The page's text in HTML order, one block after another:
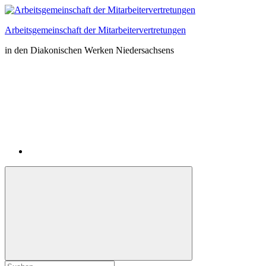
Zum
springen
Arbeitsgemeinschaft der Mitarbeitervertretungen
in den Diakonischen Werken Niedersachsens
Suchformular